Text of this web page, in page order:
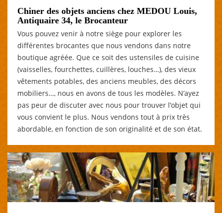
Chiner des objets anciens chez MEDOU Louis,
Antiquaire 34, le Brocanteur
Vous pouvez venir à notre siège pour explorer les
différentes brocantes que nous vendons dans notre
boutique agréée. Que ce soit des ustensiles de cuisine
(vaisselles, fourchettes, cuillères, louches…), des vieux
vêtements potables, des anciens meubles, des décors
mobiliers…, nous en avons de tous les modèles. N’ayez
pas peur de discuter avec nous pour trouver l’objet qui
vous convient le plus. Nous vendons tout à prix très
abordable, en fonction de son originalité et de son état.